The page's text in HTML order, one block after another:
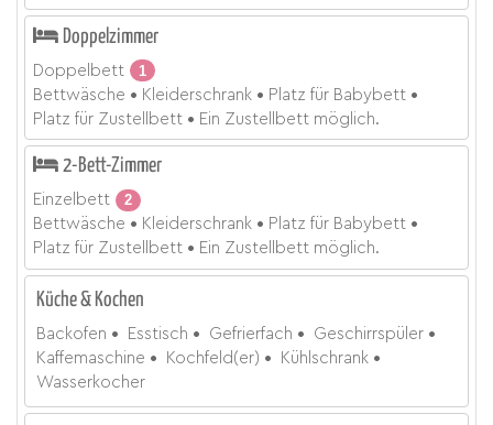
Doppelzimmer
Doppelbett
1
Bettwäsche
Kleiderschrank
Platz für Babybett
Platz für Zustellbett
Ein Zustellbett möglich.
2-Bett-Zimmer
Einzelbett
2
Bettwäsche
Kleiderschrank
Platz für Babybett
Platz für Zustellbett
Ein Zustellbett möglich.
Küche & Kochen
Backofen Esstisch Gefrierfach
Geschirrspüler
Kaffemaschine
Kochfeld(er)
Kühlschrank
Wasserkocher